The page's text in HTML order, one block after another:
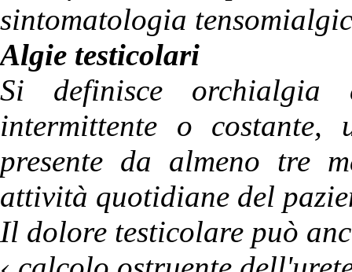
sintomatologia
Algie testicolari
Si definisce orchialgia
intermittente o
presente da almeno tre
attività quotidiane del
Il dolore testicolare può